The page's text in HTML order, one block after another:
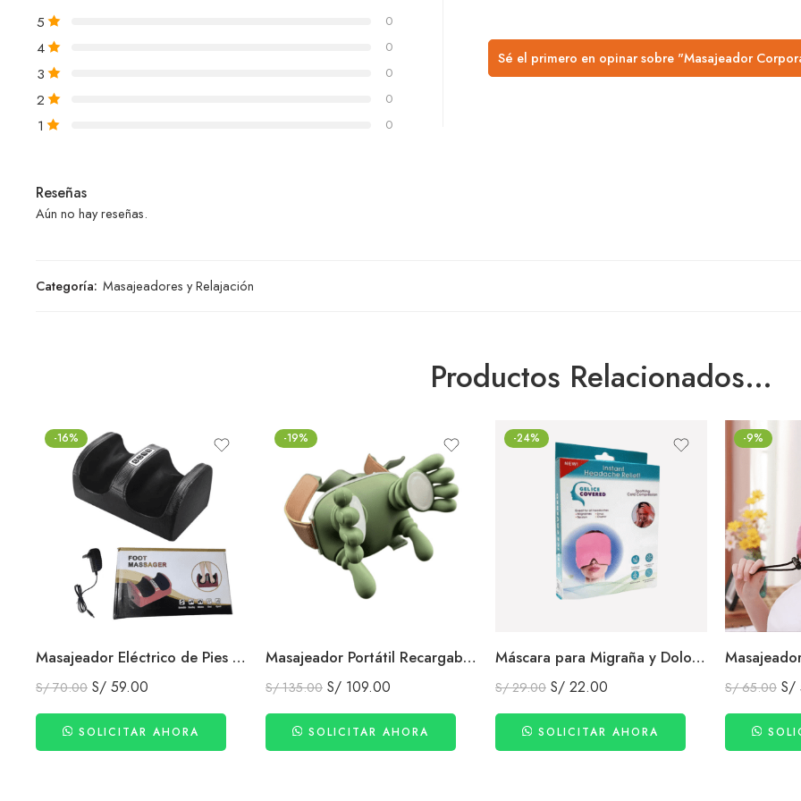
5 0
4 0
3 0
2 0
1 0
Sé el primero en opinar sobre "Masajeador
Reseñas
Aún no hay reseñas.
Categoría: Masajeadores y Relajación
Productos Relacionados…
-16%
Masajeador Eléctrico de Pies Relajación y Alivio del Cansancio
S/70.00 S/ 59.00
SOLICITAR AHORA
-19%
Masajeador Portátil Recargable de Cuello y Espalda Manos Shiatsu Relajantes con calor
S/135.00 S/ 109.00
SOLICITAR AHORA
-24%
Máscara para Migraña y Dolores de Cabeza Terapia de Frío y Calor
S/29.00 S/ 22.00
SOLICITAR AHORA
-9%
S/65.00 S/